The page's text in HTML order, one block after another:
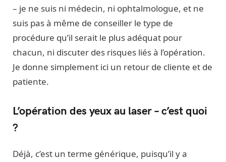
– je ne suis ni médecin, ni ophtalmologue, et ne
suis pas à même de conseiller le type de
procédure qu’il serait le plus adéquat pour
chacun, ni discuter des risques liés à l’opération.
Je donne simplement ici un retour de cliente et de
patiente.
L’opération des yeux au laser – c’est quoi
?
Déjà, c’est un terme générique, puisqu’il y a